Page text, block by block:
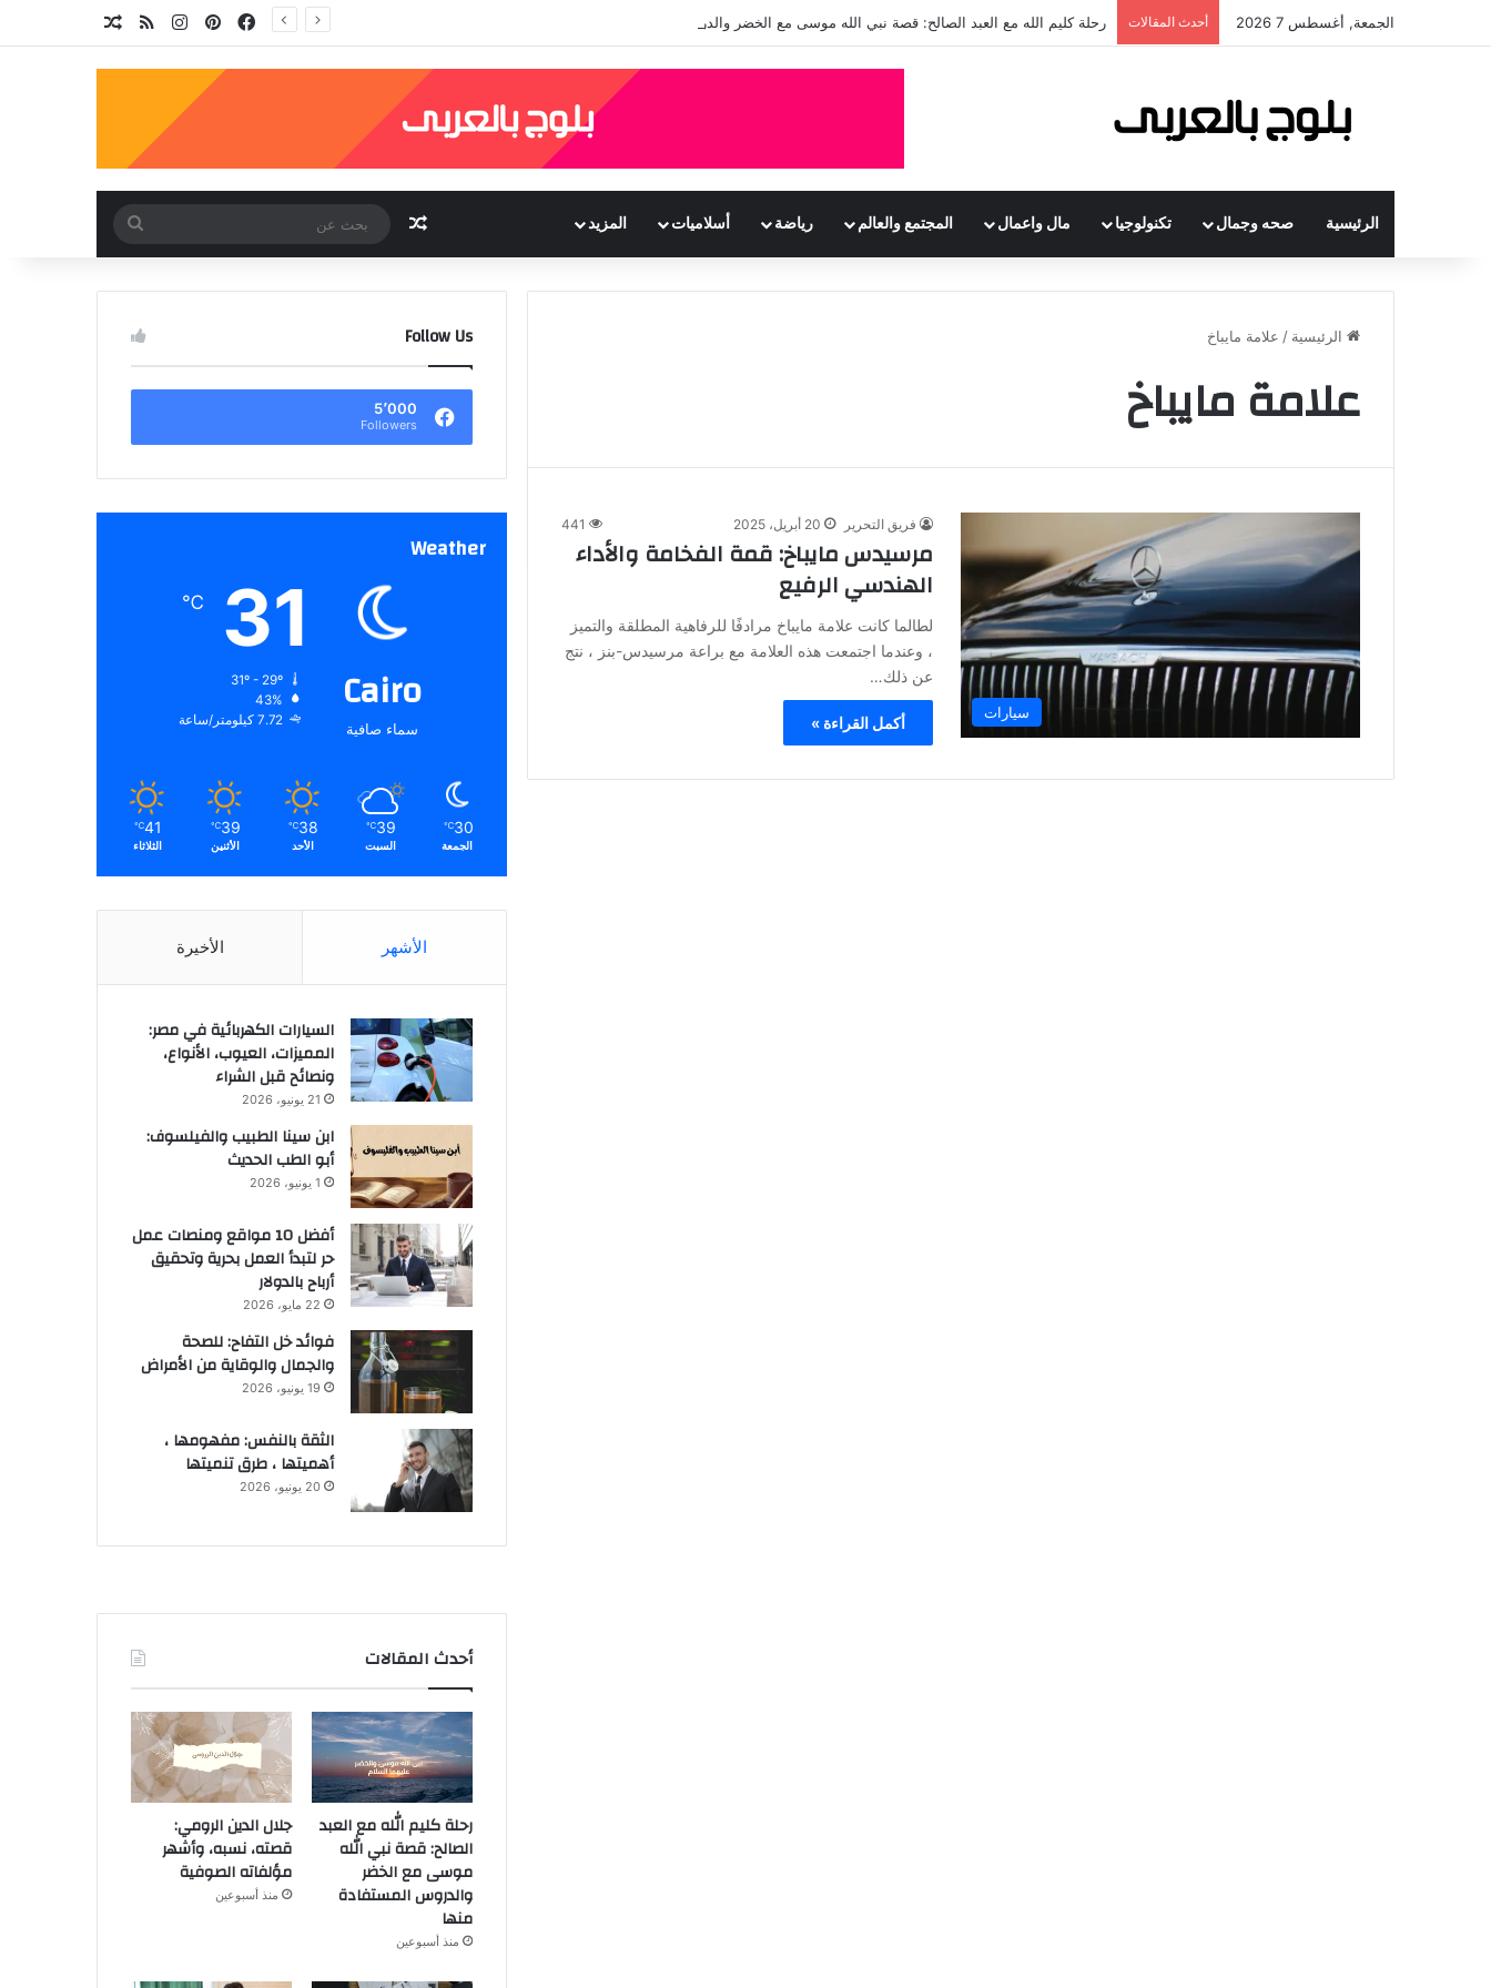
الجمعة, أغسطس 7 2026 أحدث المقالات رحلة كليم الله مع العبد الصالح: قصة نبي الله موسى مع الخضر والدروس المستفادة منها فيسبوكبينتيريستانستقرامملخص الموقع RSS
الرئيسية صحه وجمال تكنولوجيا مال واعمال المجتمع والعالم رياضة أسلاميات المزيد مقال عشوائي
عن
الرئيسية / علامة مايباخ
علامة مايباخ
سيارات
فريق التحرير 20 أبريل، 2025 441
مرسيدس مايباخ: قمة الفخامة والأداء
الهندسي الرفيع
لطالما كانت علامة مايباخ مرادفًا للرفاهية المطلقة والتميز
، وعندما اجتمعت هذه العلامة مع براعة مرسيدس-بنز ، نتج
عن ذلك…
أكمل القراءة »
Follow Us
5٬000
Followers
Weather
Cairo
سماء صافية
31
℃
43%
7.72 كيلومتر/ساعة
30
℃
الجمعة
39
℃
السبت
38
℃
الأحد
39
℃
الأثنين
41
℃
الثلاثاء
الأشهر الأخيرة
السيارات الكهربائية في مصر:
المميزات، العيوب، الأنواع،
ونصائح قبل الشراء
21 يونيو، 2026
ابن سينا الطبيب والفيلسوف:
أبو الطب الحديث
1 يونيو، 2026
أفضل 10 مواقع ومنصات عمل
حر لتبدأ العمل بحرية وتحقيق
أرباح بالدولار
22 مايو، 2026
فوائد خل التفاح: للصحة
والجمال والوقاية من الأمراض
19 يونيو، 2026
الثقة بالنفس: مفهومها ،
أهميتها ، طرق تنميتها
20 يونيو، 2026
أحدث المقالات
رحلة كليم الله مع العبد
الصالح: قصة نبي الله
موسى مع الخضر
والدروس المستفادة
منها
منذ أسبوعين
جلال الدين الرومي:
قصته، نسبه، وأشهر
مؤلفاته الصوفية
منذ أسبوعين